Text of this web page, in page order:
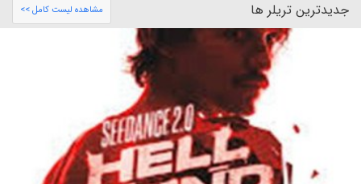
جدیدترین تریلر ها مشاهده لیست کامل >>